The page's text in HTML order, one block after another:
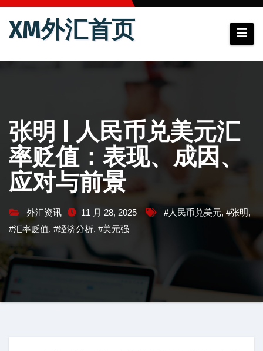
跳
XM外汇首页
张明 | 人民币兑美元汇
率贬值：表现、成因、
应对与前景
外汇资讯 11 月 28, 2025 #人民币兑美元, #张明,
#汇率贬值, #经济分析, #美元强